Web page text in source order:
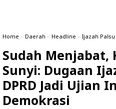
Home » Daerah » Headline » Ijazah Palsu
Sudah Menjabat,
Sunyi: Dugaan
DPRD Jadi Ujian
Demokrasi